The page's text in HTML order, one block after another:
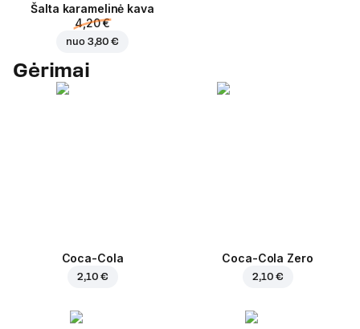
Šalta karamelinė kava
4,20 €
nuo 3,80 €
Gėrimai
Coca-Cola
2,10 €
Coca-Cola Zero
2,10 €